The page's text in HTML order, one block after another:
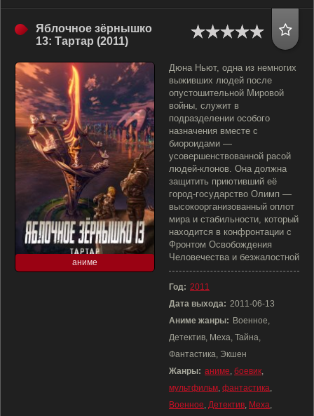
Яблочное зёрнышко
13: Тартар (2011)
аниме
Дюна Ньют, одна из немногих
выживших людей после
опустошительной Мировой
войны, служит в
подразделении особого
назначения вместе с
биороидами —
усовершенствованной расой
людей-клонов. Она должна
защитить приютивший её
город-государство Олимп —
высокоорганизованный оплот
мира и стабильности, который
находится в конфронтации с
Фронтом Освобождения
Человечества и безжалостной
Год: 2011
Дата выхода: 2011-06-13
Аниме жанры: Военное,
Детектив, Меха, Тайна,
Фантастика, Экшен
Жанры: аниме, боевик,
мультфильм, фантастика,
Военное, Детектив, Меха,